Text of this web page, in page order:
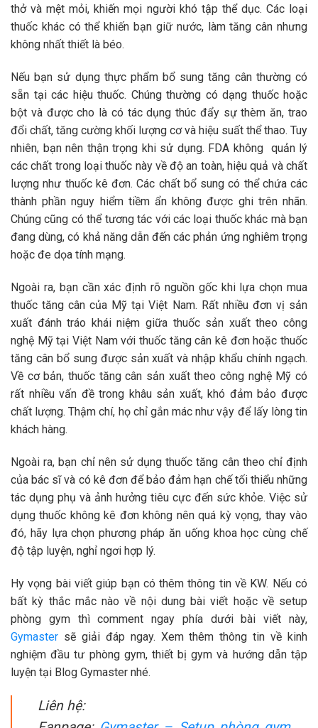
thở và mệt mỏi, khiến mọi người khó tập thể dục. Các loại
thuốc khác có thể khiến bạn giữ nước, làm tăng cân nhưng
không nhất thiết là béo.
Nếu bạn sử dụng thực phẩm bổ sung tăng cân thường có
sẵn tại các hiệu thuốc. Chúng thường có dạng thuốc hoặc
bột và được cho là có tác dụng thúc đẩy sự thèm ăn, trao
đổi chất, tăng cường khối lượng cơ và hiệu suất thể thao. Tuy
nhiên, bạn nên thận trọng khi sử dụng. FDA không quản lý
các chất trong loại thuốc này về độ an toàn, hiệu quả và chất
lượng như thuốc kê đơn. Các chất bổ sung có thể chứa các
thành phần nguy hiểm tiềm ẩn không được ghi trên nhãn.
Chúng cũng có thể tương tác với các loại thuốc khác mà bạn
đang dùng, có khả năng dẫn đến các phản ứng nghiêm trọng
hoặc đe dọa tính mạng.
Ngoài ra, bạn cần xác định rõ nguồn gốc khi lựa chọn mua
thuốc tăng cân của Mỹ tại Việt Nam. Rất nhiều đơn vị sản
xuất đánh tráo khái niệm giữa thuốc sản xuất theo công
nghệ Mỹ tại Việt Nam với thuốc tăng cân kê đơn hoặc thuốc
tăng cân bổ sung được sản xuất và nhập khẩu chính ngạch.
Về cơ bản, thuốc tăng cân sản xuất theo công nghệ Mỹ có
rất nhiều vấn đề trong khâu sản xuất, khó đảm bảo được
chất lượng. Thậm chí, họ chỉ gắn mác như vậy để lấy lòng tin
khách hàng.
Ngoài ra, bạn chỉ nên sử dụng thuốc tăng cân theo chỉ định
của bác sĩ và có kê đơn để bảo đảm hạn chế tối thiểu những
tác dụng phụ và ảnh hưởng tiêu cực đến sức khỏe. Việc sử
dụng thuốc không kê đơn không nên quá kỳ vọng, thay vào
đó, hãy lựa chọn phương pháp ăn uống khoa học cùng chế
độ tập luyện, nghỉ ngơi hợp lý.
Hy vọng bài viết giúp bạn có thêm thông tin về KW. Nếu có
bất kỳ thắc mắc nào về nội dung bài viết hoặc về setup
phòng gym thì comment ngay phía dưới bài viết này,
Gymaster sẽ giải đáp ngay. Xem thêm thông tin về kinh
nghiệm đầu tư phòng gym, thiết bị gym và hướng dẫn tập
luyện tại Blog Gymaster nhé.
Liên hệ: